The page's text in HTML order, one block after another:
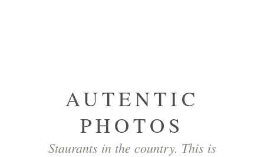
AUTENTIC
PHOTOS
Staurants in the country. This is